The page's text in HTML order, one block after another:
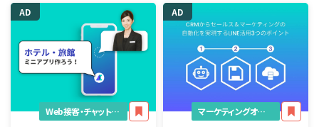
AD
Web接客・チャットボット
AD
マーケティングオートメーション（MA）